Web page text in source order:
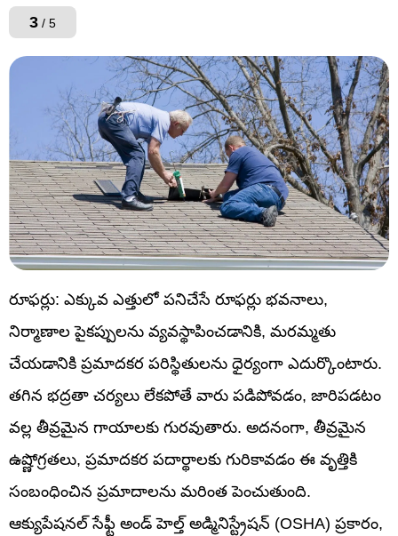
3 / 5
రూఫర్లు: ఎక్కువ ఎత్తులో పనిచేసే రూఫర్లు భవనాలు,
నిర్మాణాల పైకప్పులను వ్యవస్థాపించడానికి, మరమ్మతు
చేయడానికి ప్రమాదకర పరిస్థితులను ధైర్యంగా ఎదుర్కొంటారు.
తగిన భద్రతా చర్యలు లేకపోతే వారు పడిపోవడం, జారిపడటం
వల్ల తీవ్రమైన గాయాలకు గురవుతారు. అదనంగా, తీవ్రమైన
ఉష్ణోగ్రతలు, ప్రమాదకర పదార్థాలకు గురికావడం ఈ వృత్తికి
సంబంధించిన ప్రమాదాలను మరింత పెంచుతుంది.
ఆక్యుపేషనల్ సేఫ్టీ అండ్ హెల్త్ అడ్మినిస్ట్రేషన్ (OSHA) ప్రకారం,